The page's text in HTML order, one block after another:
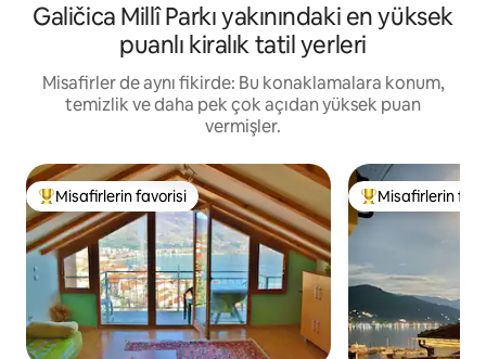
Galičica Millî Parkı yakınındaki en yüksek
puanlı kiralık tatil yerleri
Misafirler de aynı fikirde: Bu konaklamalara konum,
temizlik ve daha pek çok açıdan yüksek puan
vermişler.
Misafirlerin favorilerinden en beğenilenler arasında
Misafirlerin favorisi Misafirlerin
Misafirlerin